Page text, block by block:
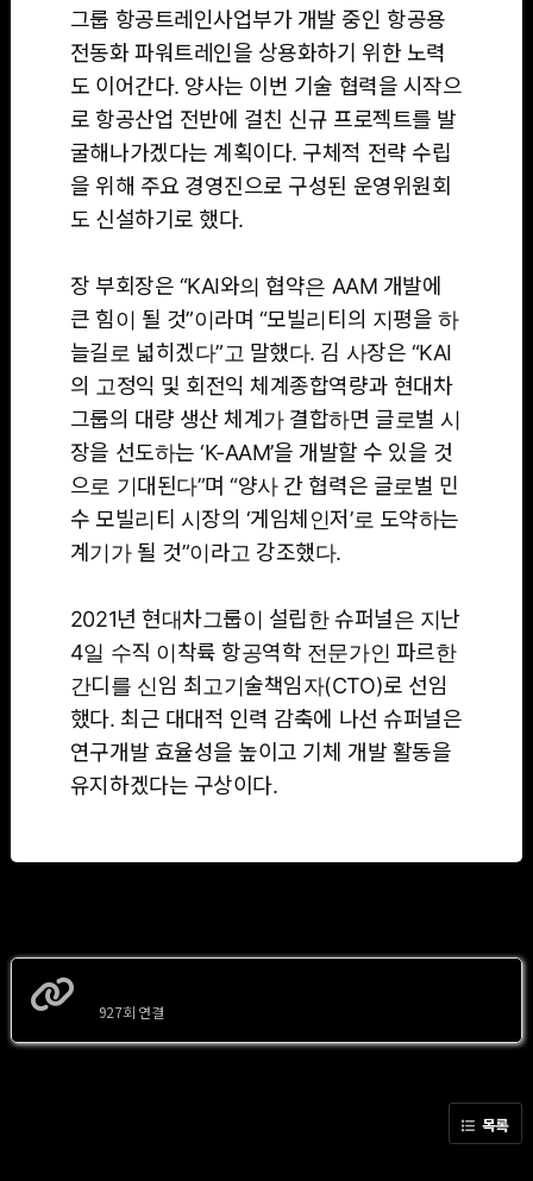
그룹 항공트레인사업부가 개발 중인 항공용
전동화 파워트레인을 상용화하기 위한 노력
도 이어간다. 양사는 이번 기술 협력을 시작으
로 항공산업 전반에 걸친 신규 프로젝트를 발
굴해나가겠다는 계획이다. 구체적 전략 수립
을 위해 주요 경영진으로 구성된 운영위원회
도 신설하기로 했다.
장 부회장은 “KAI와의 협약은 AAM 개발에
큰 힘이 될 것”이라며 “모빌리티의 지평을 하
늘길로 넓히겠다”고 말했다. 김 사장은 “KAI
의 고정익 및 회전익 체계종합역량과 현대차
그룹의 대량 생산 체계가 결합하면 글로벌 시
장을 선도하는 ‘K-AAM’을 개발할 수 있을 것
으로 기대된다”며 “양사 간 협력은 글로벌 민
수 모빌리티 시장의 ‘게임체인저’로 도약하는
계기가 될 것”이라고 강조했다.
2021년 현대차그룹이 설립한 슈퍼널은 지난
4일 수직 이착륙 항공역학 전문가인 파르한
간디를 신임 최고기술책임자(CTO)로 선임
했다. 최근 대대적 인력 감축에 나선 슈퍼널은
연구개발 효율성을 높이고 기체 개발 활동을
유지하겠다는 구상이다.
927회 연결
목록